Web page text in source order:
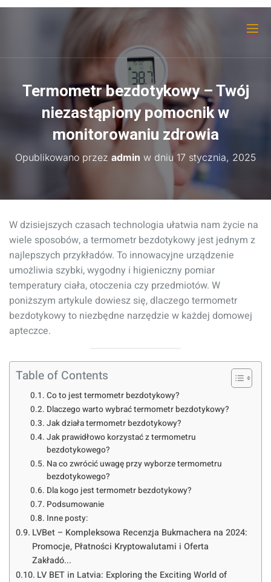
Termometr bezdotykowy – Twój
niezastąpiony pomocnik w
monitorowaniu zdrowia
Opublikowano przez admin w dniu 17 stycznia, 2025
W dzisiejszych czasach technologia ułatwia nam życie na
wiele sposobów, a termometr bezdotykowy jest jednym z
najlepszych przykładów. To innowacyjne urządzenie
umożliwia szybki, wygodny i higieniczny pomiar
temperatury ciała, otoczenia czy przedmiotów. W
poniższym artykule dowiesz się, dlaczego termometr
bezdotykowy to niezbędne narzędzie w każdej domowej
apteczce.
Table of Contents
Co to jest termometr bezdotykowy?
Dlaczego warto wybrać termometr bezdotykowy?
Jak działa termometr bezdotykowy?
Jak prawidłowo korzystać z termometru
bezdotykowego?
Na co zwrócić uwagę przy wyborze termometru
bezdotykowego?
Dla kogo jest termometr bezdotykowy?
Podsumowanie
Inne posty:
LVBet – Kompleksowa Recenzja Bukmachera na 2024:
Promocje, Płatności Kryptowalutami i Oferta
Zakładó...
LV BET in Latvia: Exploring the Exciting World of